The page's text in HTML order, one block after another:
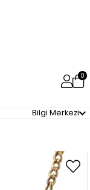
0
Bilgi Merkezi